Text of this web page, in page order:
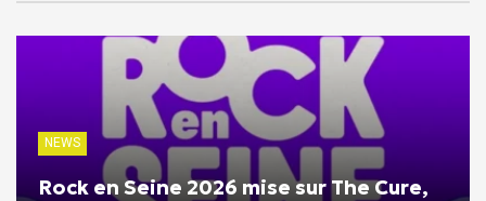
NEWS
Rock en Seine 2026 mise sur The Cure,